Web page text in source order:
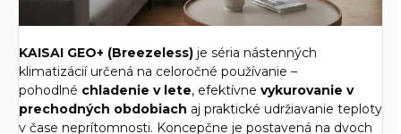
KAISAI GEO+ (Breezeless) je séria nástenných
klimatizácií určená na celoročné používanie –
pohodlné chladenie v lete, efektívne vykurovanie v
prechodných obdobiach aj praktické udržiavanie teploty
v čase neprítomnosti. Koncepčne je postavená na dvoch